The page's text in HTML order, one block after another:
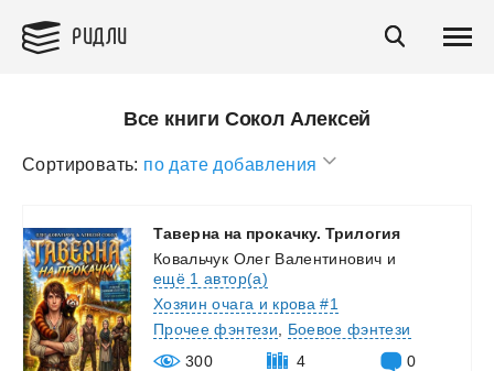
РИДЛИ
Все книги Сокол Алексей
Сортировать: по дате добавления
Таверна на прокачку. Трилогия
Ковальчук Олег Валентинович и
ещё 1 автор(а)
Хозяин очага и крова #1
Прочее фэнтези
Боевое фэнтези
300
4
0